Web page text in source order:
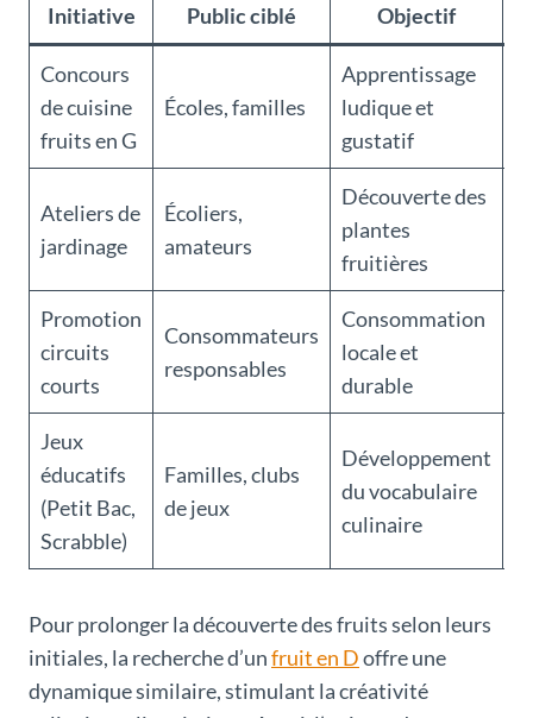
Initiative Public ciblé Objectif
Concours
de cuisine
fruits en G
Écoles, familles
Apprentissage
ludique et
gustatif
Ateliers de
jardinage
Écoliers,
amateurs
Découverte des
plantes
fruitières
Promotion
circuits
courts
Consommateurs
responsables
Consommation
locale et
durable
Jeux
éducatifs
(Petit Bac,
Scrabble)
Familles, clubs
de jeux
Développement
du vocabulaire
culinaire
Pour prolonger la découverte des fruits selon leurs
initiales, la recherche d’unfruit en Doffre une
dynamique similaire, stimulant la créativité